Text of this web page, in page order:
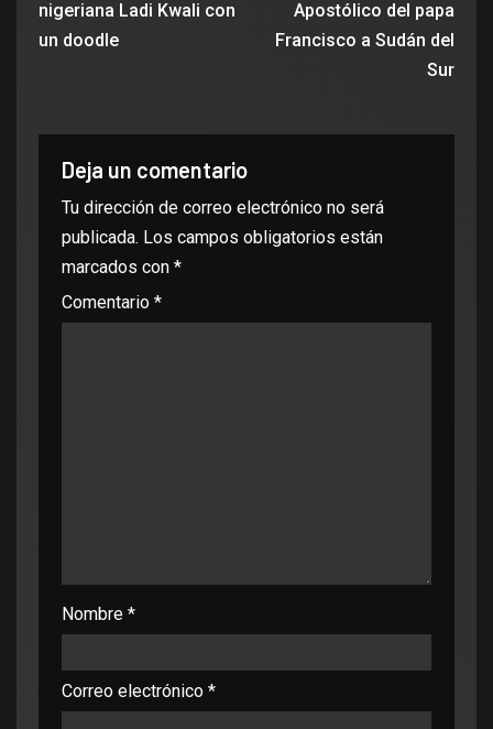
nigeriana Ladi Kwali con
un doodle
Apostólico del papa
Francisco a Sudán del
Sur
Deja un comentario
Tu dirección de correo electrónico no será
publicada. Los campos obligatorios están
marcados con *
Comentario *
Nombre *
Correo electrónico *